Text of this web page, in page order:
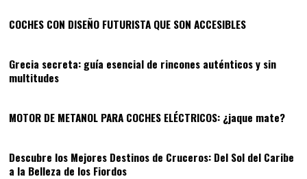
COCHES CON DISEÑO FUTURISTA QUE SON ACCESIBLES
Grecia secreta: guía esencial de rincones auténticos y sin
multitudes
MOTOR DE METANOL PARA COCHES ELÉCTRICOS: ¿jaque mate?
06
Descubre los Mejores Destinos de Cruceros: Del Sol del Caribe
a la Belleza de los Fiordos